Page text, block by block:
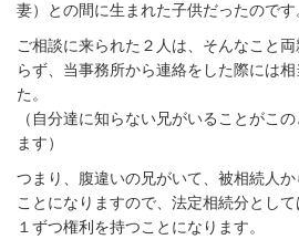
妻）との間に生まれた子供だったのです
ご相談に来られた２人は、そんなこと
らず、当事務所から連絡をした際には
た。
（自分達に知らない兄がいることがこ
ます）
つまり、腹違いの兄がいて、被相続人
ことになりますので、法定相続分とし
１ずつ権利を持つことになります。